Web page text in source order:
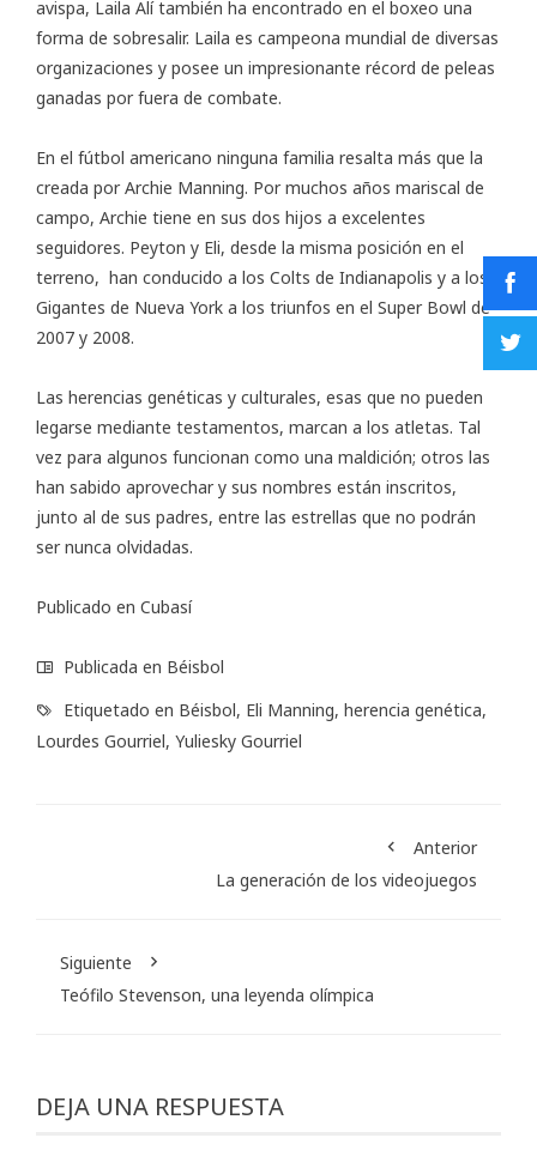
avispa, Laila Alí también ha encontrado en el boxeo una
forma de sobresalir. Laila es campeona mundial de diversas
organizaciones y posee un impresionante récord de peleas
ganadas por fuera de combate.
En el fútbol americano ninguna familia resalta más que la
creada por Archie Manning. Por muchos años mariscal de
campo, Archie tiene en sus dos hijos a excelentes
seguidores. Peyton y Eli, desde la misma posición en el
terreno, han conducido a los Colts de Indianapolis y a los
Gigantes de Nueva York a los triunfos en el Super Bowl de
2007 y 2008.
Las herencias genéticas y culturales, esas que no pueden
legarse mediante testamentos, marcan a los atletas. Tal
vez para algunos funcionan como una maldición; otros las
han sabido aprovechar y sus nombres están inscritos,
junto al de sus padres, entre las estrellas que no podrán
ser nunca olvidadas.
Publicado en Cubasí
Publicada en Béisbol
Etiquetado en Béisbol, Eli Manning, herencia genética,
Lourdes Gourriel, Yuliesky Gourriel
Anterior
La generación de los videojuegos
Siguiente
Teófilo Stevenson, una leyenda olímpica
DEJA UNA RESPUESTA